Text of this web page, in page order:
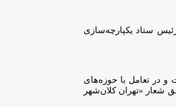
ستاد یکپارچه‌سازی
و در تعامل با حوزه‌های
شعار «تهران کلان‌شهر